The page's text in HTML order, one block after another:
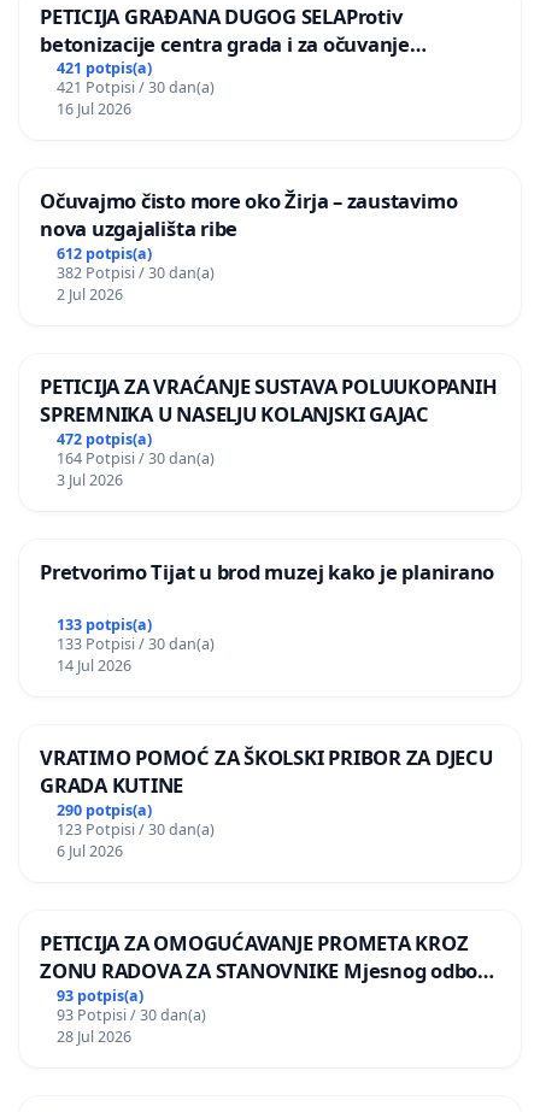
PETICIJA GRAĐANA DUGOG SELAProtiv
betonizacije centra grada i za očuvanje
postojećih zelenih površina i odraslih stabala pri
donošenju izmjena urbanističkog plana
421 potpis(a)
421 Potpisi / 30 dan(a)
16 Jul 2026
Očuvajmo čisto more oko Žirja – zaustavimo
nova uzgajališta ribe
612 potpis(a)
382 Potpisi / 30 dan(a)
2 Jul 2026
PETICIJA ZA VRAĆANJE SUSTAVA POLUUKOPANIH
SPREMNIKA U NASELJU KOLANJSKI GAJAC
472 potpis(a)
164 Potpisi / 30 dan(a)
3 Jul 2026
Pretvorimo Tijat u brod muzej kako je planirano
133 potpis(a)
133 Potpisi / 30 dan(a)
14 Jul 2026
VRATIMO POMOĆ ZA ŠKOLSKI PRIBOR ZA DJECU
GRADA KUTINE
290 potpis(a)
123 Potpisi / 30 dan(a)
6 Jul 2026
PETICIJA ZA OMOGUĆAVANJE PROMETA KROZ
ZONU RADOVA ZA STANOVNIKE Mjesnog odbora
Kamensko i Lemić Brdo
93 potpis(a)
93 Potpisi / 30 dan(a)
28 Jul 2026